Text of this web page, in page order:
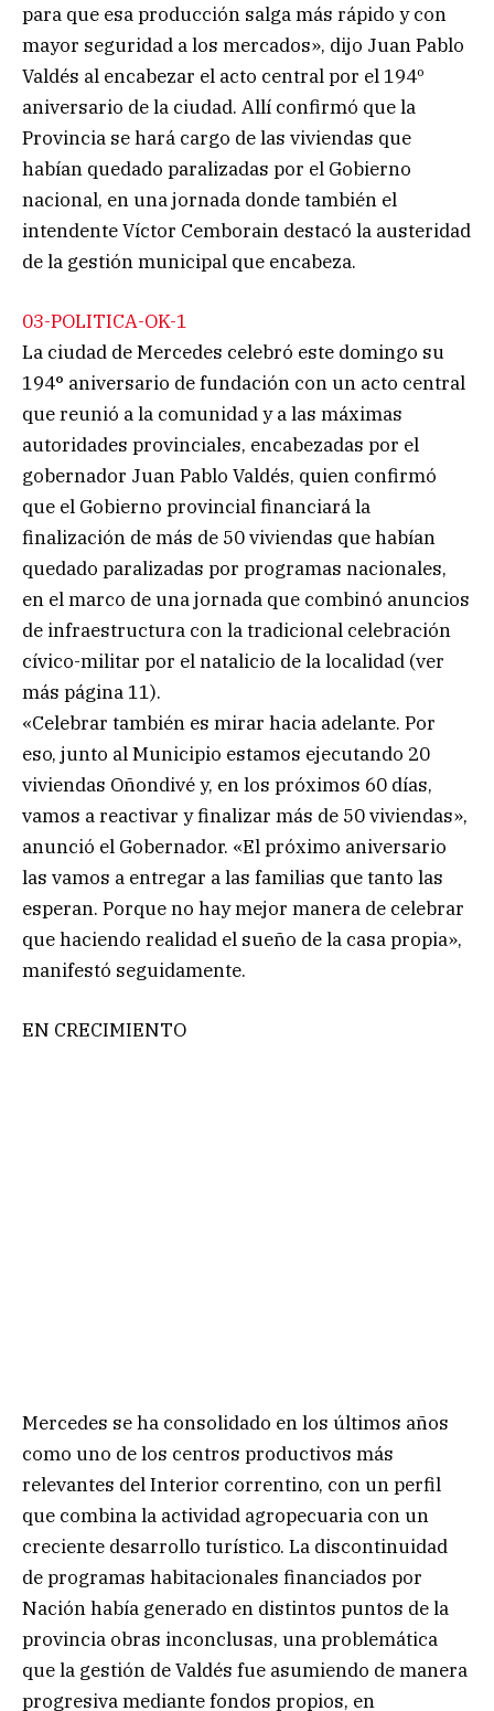
para que esa producción salga más rápido y con
mayor seguridad a los mercados», dijo Juan Pablo
Valdés al encabezar el acto central por el 194º
aniversario de la ciudad. Allí confirmó que la
Provincia se hará cargo de las viviendas que
habían quedado paralizadas por el Gobierno
nacional, en una jornada donde también el
intendente Víctor Cemborain destacó la austeridad
de la gestión municipal que encabeza.
03-POLITICA-OK-1
La ciudad de Mercedes celebró este domingo su
194° aniversario de fundación con un acto central
que reunió a la comunidad y a las máximas
autoridades provinciales, encabezadas por el
gobernador Juan Pablo Valdés, quien confirmó
que el Gobierno provincial financiará la
finalización de más de 50 viviendas que habían
quedado paralizadas por programas nacionales,
en el marco de una jornada que combinó anuncios
de infraestructura con la tradicional celebración
cívico-militar por el natalicio de la localidad (ver
más página 11).
«Celebrar también es mirar hacia adelante. Por
eso, junto al Municipio estamos ejecutando 20
viviendas Oñondivé y, en los próximos 60 días,
vamos a reactivar y finalizar más de 50 viviendas»,
anunció el Gobernador. «El próximo aniversario
las vamos a entregar a las familias que tanto las
esperan. Porque no hay mejor manera de celebrar
que haciendo realidad el sueño de la casa propia»,
manifestó seguidamente.
EN CRECIMIENTO
Mercedes se ha consolidado en los últimos años
como uno de los centros productivos más
relevantes del Interior correntino, con un perfil
que combina la actividad agropecuaria con un
creciente desarrollo turístico. La discontinuidad
de programas habitacionales financiados por
Nación había generado en distintos puntos de la
provincia obras inconclusas, una problemática
que la gestión de Valdés fue asumiendo de manera
progresiva mediante fondos propios, en